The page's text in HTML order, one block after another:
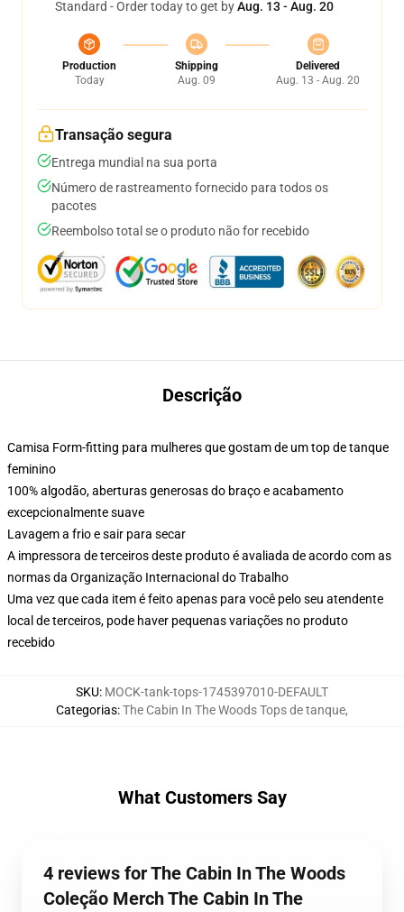
Standard - Order today to get byAug. 13 - Aug. 20
Production
Today
Shipping
Aug. 09
Delivered
Aug. 13 - Aug. 20
Transação segura
Entrega mundial na sua porta
Número de rastreamento fornecido para todos os
pacotes
Reembolso total se o produto não for recebido
Descrição
Camisa Form-fitting para mulheres que gostam de um top de tanque
feminino
100% algodão, aberturas generosas do braço e acabamento
excepcionalmente suave
Lavagem a frio e sair para secar
A impressora de terceiros deste produto é avaliada de acordo com as
normas da Organização Internacional do Trabalho
Uma vez que cada item é feito apenas para você pelo seu atendente
local de terceiros, pode haver pequenas variações no produto
recebido
SKU: MOCK-tank-tops-1745397010-DEFAULT
Categorias:The Cabin In The Woods Tops de tanque,
What Customers Say
4 reviews for The Cabin In The Woods
Coleção Merch The Cabin In The